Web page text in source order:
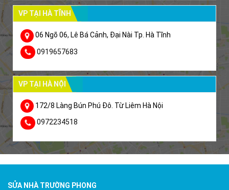
VP TẠI HÀ TĨNH
06 Ngõ 06, Lê Bá Cảnh, Đại Nài Tp. Hà Tĩnh
0919657683
VP TẠI HÀ NỘI
172/8 Làng Bún Phú Đô. Từ Liêm Hà Nội
0972234518
SỬA NHÀ TRƯỜNG PHONG